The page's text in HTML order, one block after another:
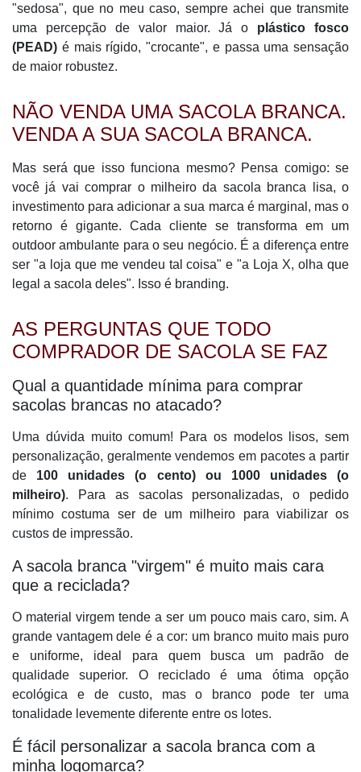
"sedosa", que no meu caso, sempre achei que transmite
uma percepção de valor maior. Já o plástico fosco
(PEAD) é mais rígido, "crocante", e passa uma sensação
de maior robustez.
NÃO VENDA UMA SACOLA BRANCA.
VENDA A SUA SACOLA BRANCA.
Mas será que isso funciona mesmo? Pensa comigo: se
você já vai comprar o milheiro da sacola branca lisa, o
investimento para adicionar a sua marca é marginal, mas o
retorno é gigante. Cada cliente se transforma em um
outdoor ambulante para o seu negócio. É a diferença entre
ser "a loja que me vendeu tal coisa" e "a Loja X, olha que
legal a sacola deles". Isso é branding.
AS PERGUNTAS QUE TODO
COMPRADOR DE SACOLA SE FAZ
Qual a quantidade mínima para comprar
sacolas brancas no atacado?
Uma dúvida muito comum! Para os modelos lisos, sem
personalização, geralmente vendemos em pacotes a partir
de 100 unidades (o cento) ou 1000 unidades (o
milheiro). Para as sacolas personalizadas, o pedido
mínimo costuma ser de um milheiro para viabilizar os
custos de impressão.
A sacola branca "virgem" é muito mais cara
que a reciclada?
O material virgem tende a ser um pouco mais caro, sim. A
grande vantagem dele é a cor: um branco muito mais puro
e uniforme, ideal para quem busca um padrão de
qualidade superior. O reciclado é uma ótima opção
ecológica e de custo, mas o branco pode ter uma
tonalidade levemente diferente entre os lotes.
É fácil personalizar a sacola branca com a
minha logomarca?